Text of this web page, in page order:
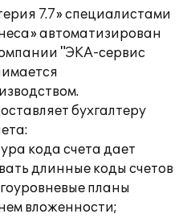
7.7» специалистами
автоматизирован
"ЭКА-сервис
бухгалтеру
кода счета дает
длинные коды счетов
планы
вложенности;